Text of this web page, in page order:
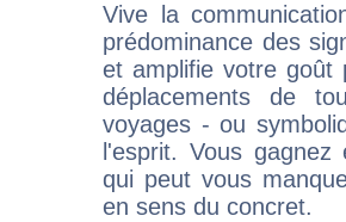
Vive la
prédominance des
et amplifie votre goût
déplacements de
voyages - ou
l'esprit. Vous
qui peut vous
en sens du concret.